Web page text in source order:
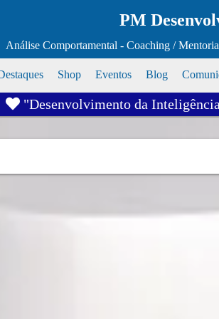
PM
Análise Comportamental - Coaching /
Shop Eventos Blog
"Desenvolvimento da